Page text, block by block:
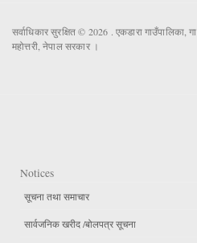
सर्वाधिकार सुरक्षित © 2026 . एकडारा गाउँपालिका,
महोत्तरी, नेपाल सरकार ।
Notices
सूचना तथा समाचार
सार्वजनिक खरीद /बोलपत्र सूचना